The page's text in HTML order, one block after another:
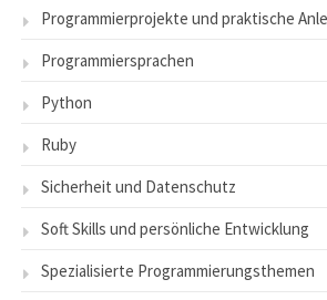
Programmierprojekte und praktische
Programmiersprachen
Python
Ruby
Sicherheit und Datenschutz
Soft Skills und persönliche Entwicklung
Spezialisierte Programmierungsthemen